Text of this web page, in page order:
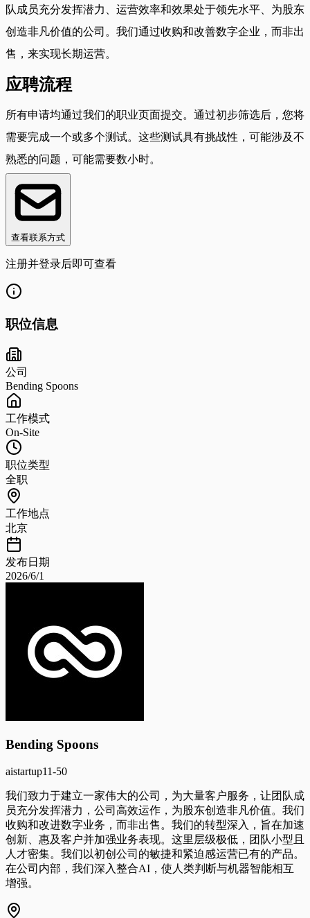
队成员充分发挥潜力、运营效率和效果处于领先水平、为股东
创造非凡价值的公司。我们通过收购和改善数字企业，而非出
售，来实现长期运营。
应聘流程
所有申请均通过我们的职业页面提交。通过初步筛选后，您将
需要完成一个或多个测试。这些测试具有挑战性，可能涉及不
熟悉的问题，可能需要数小时。
查看联系方式
注册并登录后即可查看
职位信息
公司
Bending Spoons
工作模式
On-Site
职位类型
全职
工作地点
北京
发布日期
2026/6/1
Bending Spoons
aistartup11-50
我们致力于建立一家伟大的公司，为大量客户服务，让团队成
员充分发挥潜力，公司高效运作，为股东创造非凡价值。我们
收购和改进数字业务，而非出售。我们的转型深入，旨在加速
创新、惠及客户并加强业务表现。这里层级极低，团队小型且
人才密集。我们以初创公司的敏捷和紧迫感运营已有的产品。
在公司内部，我们深入整合AI，使人类判断与机器智能相互
增强。